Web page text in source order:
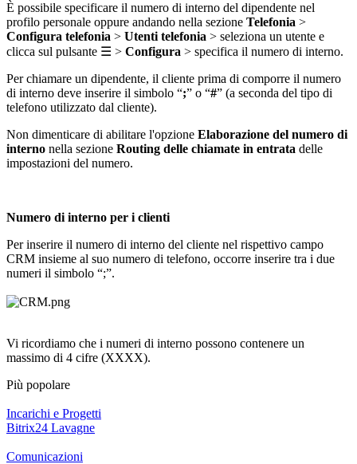
È possibile specificare il numero di interno del dipendente nel
profilo personale oppure andando nella sezione Telefonia >
Configura telefonia > Utenti telefonia > seleziona un utente e
clicca sul pulsante ☰ > Configura > specifica il numero di interno.
Per chiamare un dipendente, il cliente prima di comporre il numero
di interno deve inserire il simbolo “;” o “#” (a seconda del tipo di
telefono utilizzato dal cliente).
Non dimenticare di abilitare l'opzione Elaborazione del numero di
interno nella sezione Routing delle chiamate in entrata delle
impostazioni del numero.
Numero di interno per i clienti
Per inserire il numero di interno del cliente nel rispettivo campo
CRM insieme al suo numero di telefono, occorre inserire tra i due
numeri il simbolo “;”.
Vi ricordiamo che i numeri di interno possono contenere un
massimo di 4 cifre (XXXX).
Più popolare
Incarichi e Progetti
Bitrix24 Lavagne
Comunicazioni